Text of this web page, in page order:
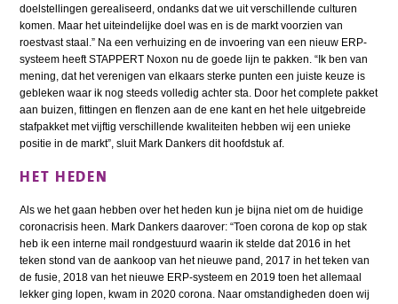
doelstellingen gerealiseerd, ondanks dat we uit verschillende culturen
komen. Maar het uiteindelijke doel was en is de markt voorzien van
roestvast staal.” Na een verhuizing en de invoering van een nieuw ERP-
systeem heeft STAPPERT Noxon nu de goede lijn te pakken. “Ik ben van
mening, dat het verenigen van elkaars sterke punten een juiste keuze is
gebleken waar ik nog steeds volledig achter sta. Door het complete pakket
aan buizen, fittingen en flenzen aan de ene kant en het hele uitgebreide
stafpakket met vijftig verschillende kwaliteiten hebben wij een unieke
positie in de markt”, sluit Mark Dankers dit hoofdstuk af.
HET HEDEN
Als we het gaan hebben over het heden kun je bijna niet om de huidige
coronacrisis heen. Mark Dankers daarover: “Toen corona de kop op stak
heb ik een interne mail rondgestuurd waarin ik stelde dat 2016 in het
teken stond van de aankoop van het nieuwe pand, 2017 in het teken van
de fusie, 2018 van het nieuwe ERP-systeem en 2019 toen het allemaal
lekker ging lopen, kwam in 2020 corona. Naar omstandigheden doen wij